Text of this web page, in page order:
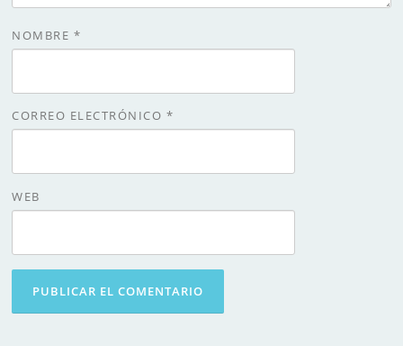
NOMBRE *
CORREO ELECTRÓNICO *
WEB